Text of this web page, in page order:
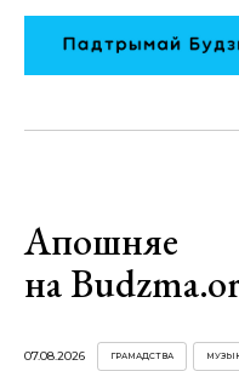
Апошняе
на
07.08.2026 ГРАМАДСТВА